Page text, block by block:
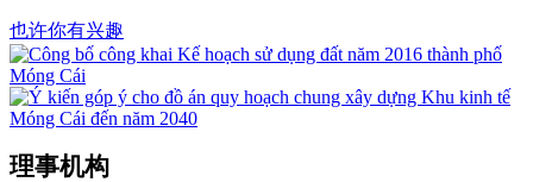
也许你有兴趣
理事机构